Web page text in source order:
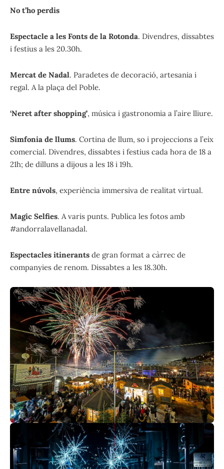
No t’ho perdis
Espectacle a les Fonts de la Rotonda. Divendres, dissabtes
i festius a les 20.30h.
Mercat de Nadal. Paradetes de decoració, artesania i
regal. A la plaça del Poble.
‘Neret after shopping’, música i gastronomia a l’aire lliure.
Simfonia de llums. Cortina de llum, so i projeccions a l’eix
comercial. Divendres, dissabtes i festius cada hora de 18 a
21h; de dilluns a dijous a les 18 i 19h.
Entre núvols, experiència immersiva de realitat virtual.
Magic Selfies. A varis punts. Publica les fotos amb
#andorralavellanadal.
Espectacles itinerants de gran format a càrrec de
companyies de renom. Dissabtes a les 18.30h.